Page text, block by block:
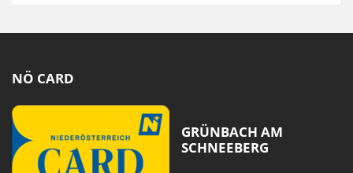
NÖ CARD
GRÜNBACH AM
SCHNEEBERG